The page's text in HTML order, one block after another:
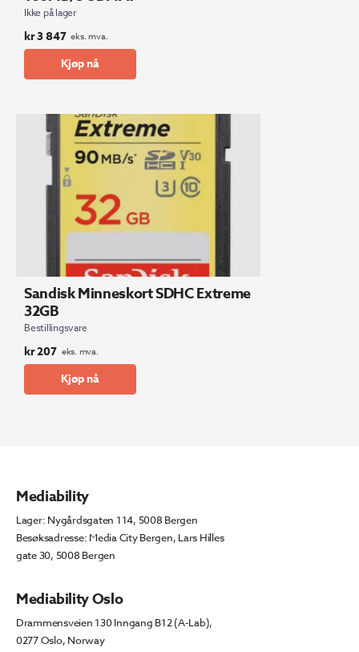
Ikke på lager
kr3 847 eks. mva.
Kjøp nå
Sandisk Minneskort SDHC Extreme
32GB
Bestillingsvare
kr207 eks. mva.
Kjøp nå
Mediability
Lager: Nygårdsgaten 114, 5008 Bergen
Besøksadresse: Media City Bergen, Lars Hilles
gate 30, 5008 Bergen
Mediability Oslo
Drammensveien 130 Inngang B12 (A-Lab),
0277 Oslo, Norway